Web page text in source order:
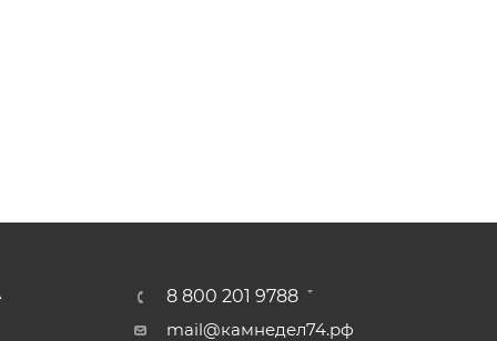
8 800 201 9788
mail@камнедел74.рф